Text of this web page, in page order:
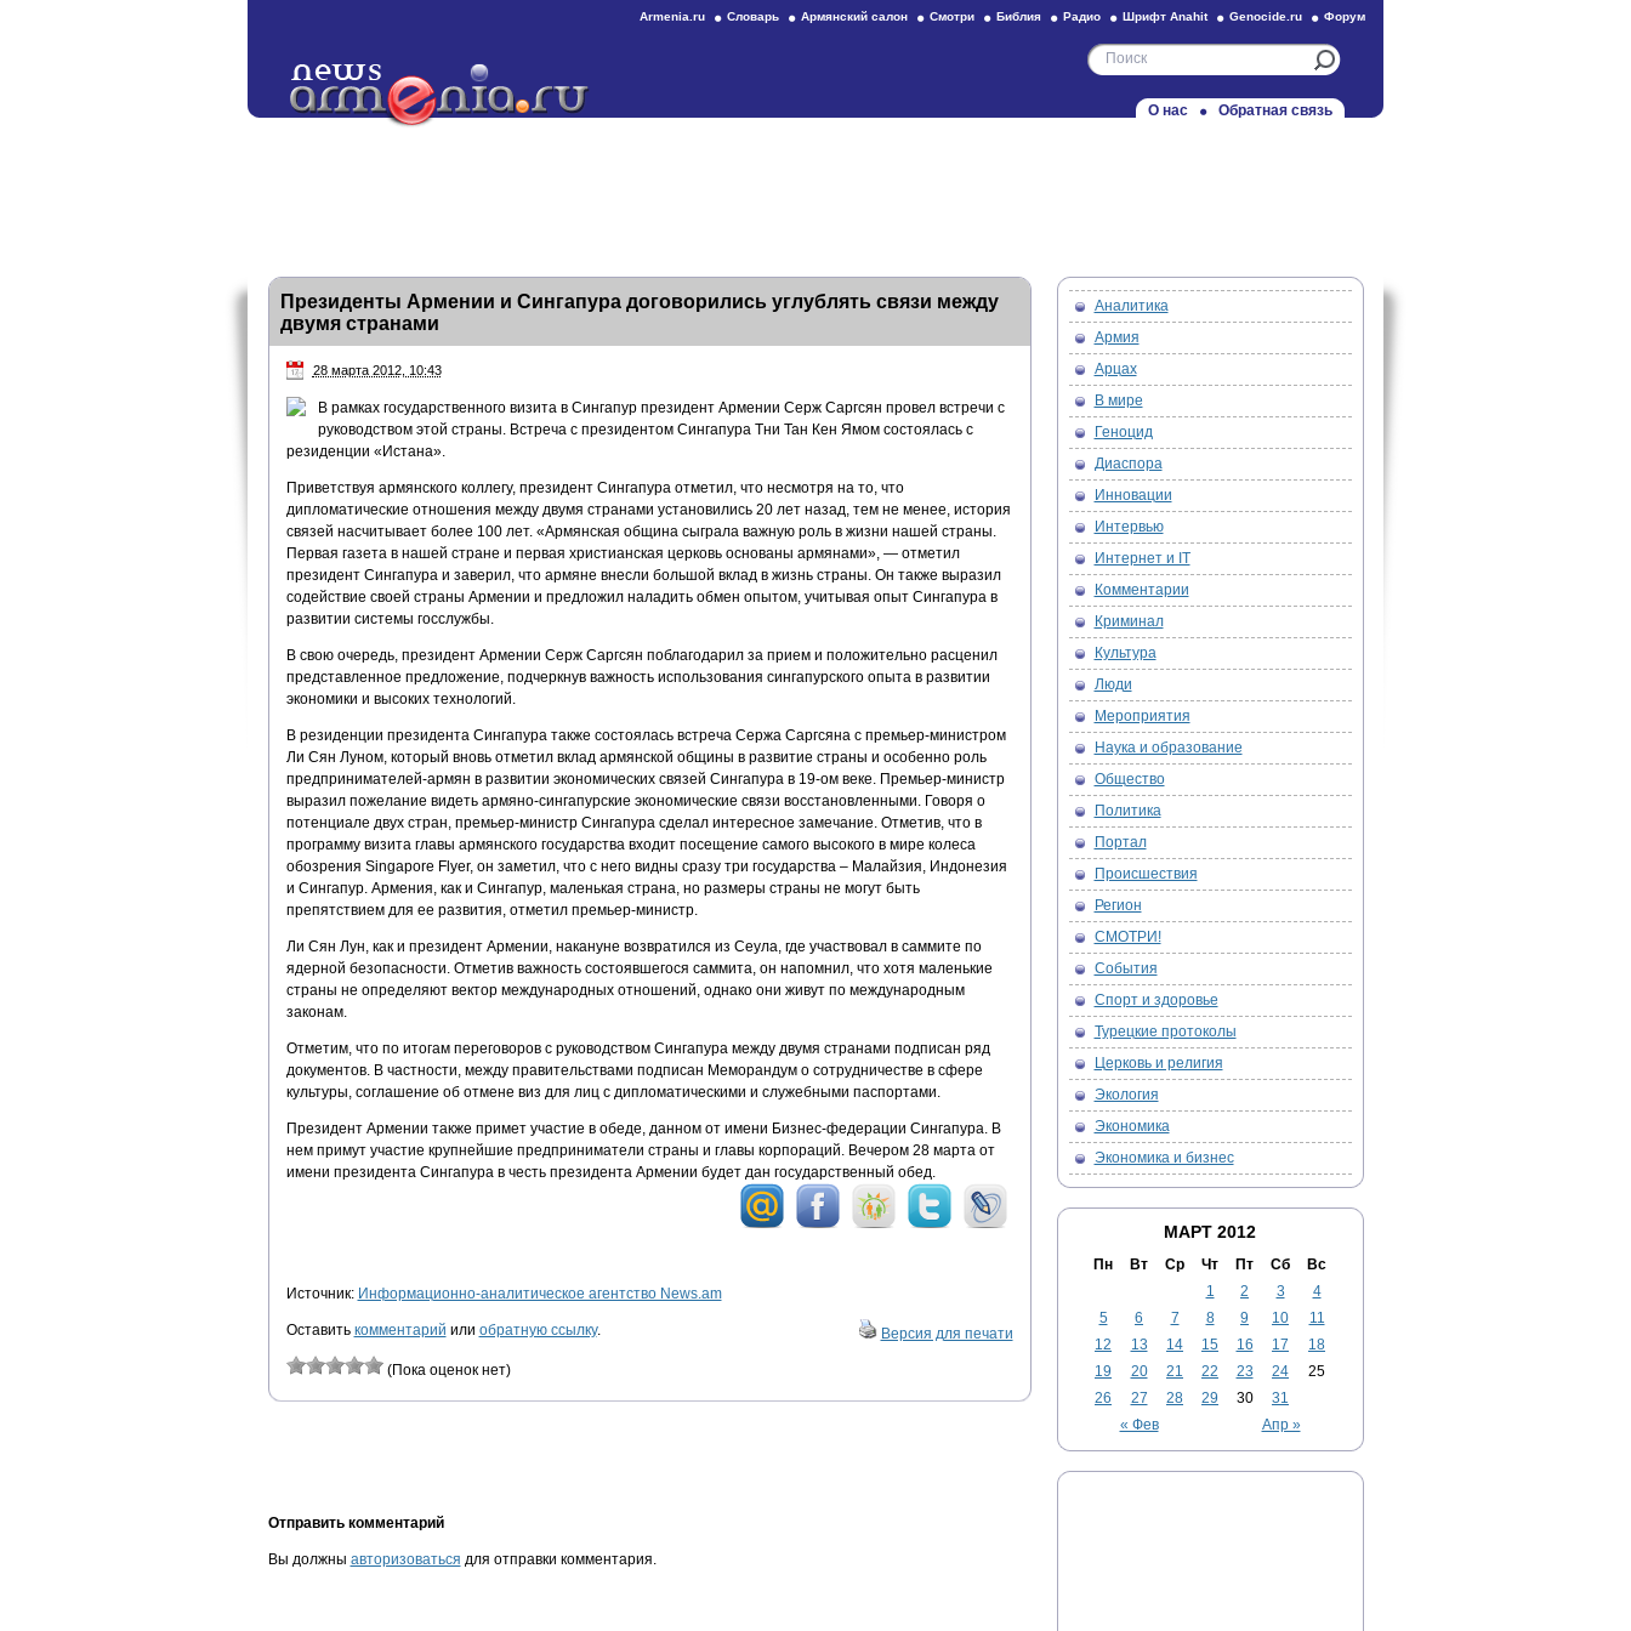
Armenia.ru Словарь Армянский салон Смотри Библия Радио Шрифт Anahit Genocide.ru Форум
О нас Обратная связь
Президенты Армении и Сингапура договорились углублять связи между
двумя странами
28 марта 2012, 10:43
В рамках государственного визита в Сингапур президент Армении Серж Саргсян провел встречи с
руководством этой страны. Встреча с президентом Сингапура Тни Тан Кен Ямом состоялась с
резиденции «Истана».
Приветствуя армянского коллегу, президент Сингапура отметил, что несмотря на то, что
дипломатические отношения между двумя странами установились 20 лет назад, тем не менее, история
связей насчитывает более 100 лет. «Армянская община сыграла важную роль в жизни нашей страны.
Первая газета в нашей стране и первая христианская церковь основаны армянами», — отметил
президент Сингапура и заверил, что армяне внесли большой вклад в жизнь страны. Он также выразил
содействие своей страны Армении и предложил наладить обмен опытом, учитывая опыт Сингапура в
развитии системы госслужбы.
В свою очередь, президент Армении Серж Саргсян поблагодарил за прием и положительно расценил
представленное предложение, подчеркнув важность использования сингапурского опыта в развитии
экономики и высоких технологий.
В резиденции президента Сингапура также состоялась встреча Сержа Саргсяна с премьер-министром
Ли Сян Луном, который вновь отметил вклад армянской общины в развитие страны и особенно роль
предпринимателей-армян в развитии экономических связей Сингапура в 19-ом веке. Премьер-министр
выразил пожелание видеть армяно-сингапурские экономические связи восстановленными. Говоря о
потенциале двух стран, премьер-министр Сингапура сделал интересное замечание. Отметив, что в
программу визита главы армянского государства входит посещение самого высокого в мире колеса
обозрения Singapore Flyer, он заметил, что с него видны сразу три государства – Малайзия, Индонезия
и Сингапур. Армения, как и Сингапур, маленькая страна, но размеры страны не могут быть
препятствием для ее развития, отметил премьер-министр.
Ли Сян Лун, как и президент Армении, накануне возвратился из Сеула, где участвовал в саммите по
ядерной безопасности. Отметив важность состоявшегося саммита, он напомнил, что хотя маленькие
страны не определяют вектор международных отношений, однако они живут по международным
законам.
Отметим, что по итогам переговоров с руководством Сингапура между двумя странами подписан ряд
документов. В частности, между правительствами подписан Меморандум о сотрудничестве в сфере
культуры, соглашение об отмене виз для лиц с дипломатическими и служебными паспортами.
Президент Армении также примет участие в обеде, данном от имени Бизнес-федерации Сингапура. В
нем примут участие крупнейшие предприниматели страны и главы корпораций. Вечером 28 марта от
имени президента Сингапура в честь президента Армении будет дан государственный обед.
Источник: Информационно-аналитическое агентство News.am
Оставить комментарий или обратную ссылку. Версия для печати
(Пока оценок нет)
Отправить комментарий
Вы должны авторизоваться для отправки комментария.
Аналитика
Армия
Арцах
В мире
Геноцид
Диаспора
Инновации
Интервью
Интернет и IT
Комментарии
Криминал
Культура
Люди
Мероприятия
Наука и образование
Общество
Политика
Портал
Происшествия
Регион
СМОТРИ!
События
Спорт и здоровье
Турецкие протоколы
Церковь и религия
Экология
Экономика
Экономика и бизнес
МАРТ 2012
Пн Вт Ср Чт Пт Сб Вс
« Фев Апр »
1 2 3
4
5
6 7 8 9 10
11
12
13 14 15 16 17
18
19
20 21 22 23 24
25
26
27 28 29 30 31